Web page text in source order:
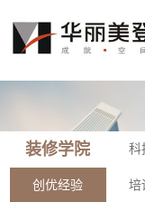
装修学院 科
创优经验 培